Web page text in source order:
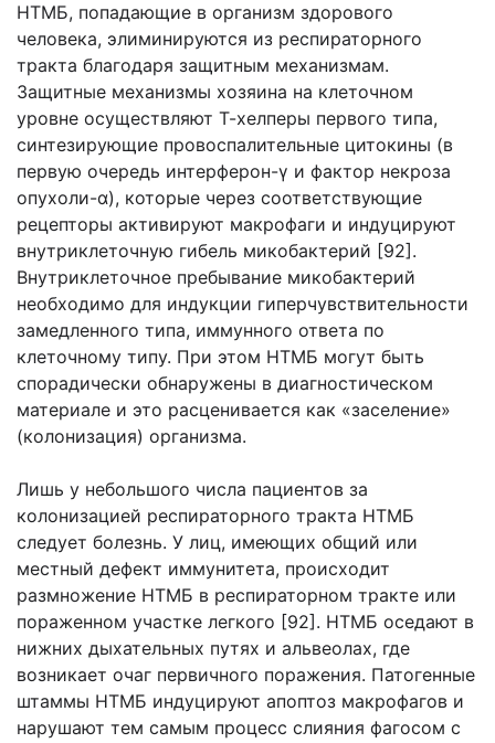
НТМБ, попадающие в организм здорового
человека, элиминируются из респираторного
тракта благодаря защитным механизмам.
Защитные механизмы хозяина на клеточном
уровне осуществляют Т-хелперы первого типа,
синтезирующие провоспалительные цитокины (в
первую очередь интерферон-γ и фактор некроза
опухоли-α), которые через соответствующие
рецепторы активируют макрофаги и индуцируют
внутриклеточную гибель микобактерий [92].
Внутриклеточное пребывание микобактерий
необходимо для индукции гиперчувствительности
замедленного типа, иммунного ответа по
клеточному типу. При этом НТМБ могут быть
спорадически обнаружены в диагностическом
материале и это расценивается как «заселение»
(колонизация) организма.
Лишь у небольшого числа пациентов за
колонизацией респираторного тракта НТМБ
следует болезнь. У лиц, имеющих общий или
местный дефект иммунитета, происходит
размножение НТМБ в респираторном тракте или
пораженном участке легкого [92]. НТМБ оседают в
нижних дыхательных путях и альвеолах, где
возникает очаг первичного поражения. Патогенные
штаммы НТМБ индуцируют апоптоз макрофагов и
нарушают тем самым процесс слияния фагосом с